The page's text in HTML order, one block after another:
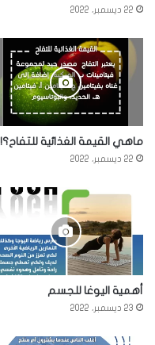
22 ديسمبر، 2022
ماهي القيمة الغذائية للتفاح؟!
22 ديسمبر، 2022
أهمية اليوغا للجسم
23 ديسمبر، 2022